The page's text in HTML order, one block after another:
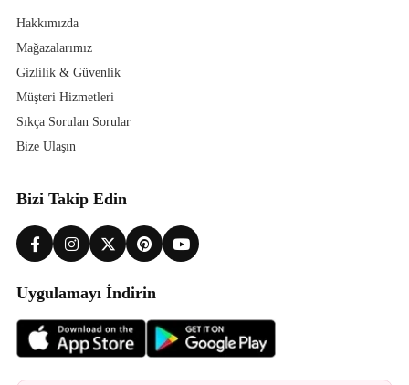
Hakkımızda
Mağazalarımız
Gizlilik & Güvenlik
Müşteri Hizmetleri
Sıkça Sorulan Sorular
Bize Ulaşın
Bizi Takip Edin
Uygulamayı İndirin